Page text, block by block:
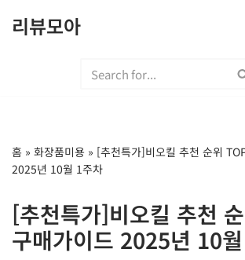
뛰
기
리뷰모아
홈 » 화장품미용 » [추천특가]비오킬 추천 순위
2025년 10월 1주차
[추천특가]비오킬 추천
구매가이드 2025년 10